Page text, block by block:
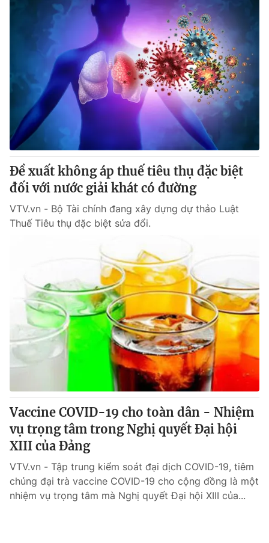
Đề xuất không áp thuế tiêu thụ đặc biệt
đối với nước giải khát có đường
VTV.vn - Bộ Tài chính đang xây dựng dự thảo Luật
Thuế Tiêu thụ đặc biệt sửa đổi.
Vaccine COVID-19 cho toàn dân - Nhiệm
vụ trọng tâm trong Nghị quyết Đại hội
XIII của Đảng
VTV.vn - Tập trung kiểm soát đại dịch COVID-19, tiêm
chủng đại trà vaccine COVID-19 cho cộng đồng là một
nhiệm vụ trọng tâm mà Nghị quyết Đại hội XIII của...